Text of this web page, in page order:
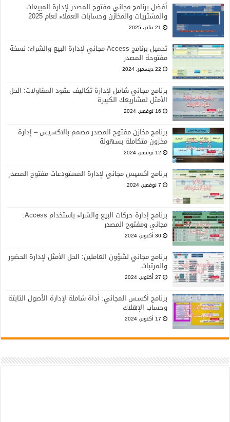
أفضل برنامج مجاني مفتوح المصدر لإدارة المبيعات
والمشتريات والمخازن وحسابات العملاء لعام 2025
21 يناير، 2025
تحميل برنامج Access مجاني لإدارة البيع والشراء: نسخة
مفتوحة المصدر
22 ديسمبر، 2024
برنامج مجاني شامل لإدارة تكاليف عقود المقاولات: الحل
الأمثل لمشاريعك الكبيرة
16 نوفمبر، 2024
برنامج مخازن مفتوح المصدر مصمم بالاكسيس – إدارة
مخزون متكاملة بسهولة
12 نوفمبر، 2024
برنامج اكسيس مجاني لإدارة المستودعات مفتوح المصدر
7 نوفمبر، 2024
برنامج إدارة حركات البيع والشراء باستخدام Access:
مجاني ومفتوح المصدر
30 أكتوبر، 2024
برنامج مجاني لشؤون العاملين: الحل الأمثل لإدارة الحضور
والمرتبات
27 أكتوبر، 2024
برنامج أكسس المجاني: أداة شاملة لإدارة الأصول الثابتة
وحساب الإهلاك
17 أكتوبر، 2024